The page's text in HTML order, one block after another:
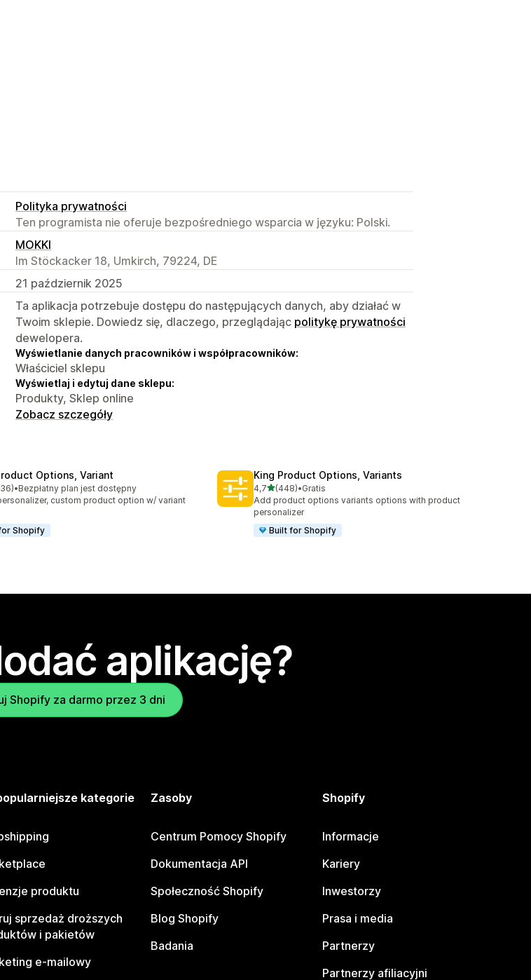
Polityka prywatności
Ten programista nie oferuje bezpośredniego wsparcia w języku: Polski.
MOKKI
Im Stöckacker 18, Umkirch, 79224, DE
21 październik 2025
Ta aplikacja potrzebuje dostępu do następujących danych, aby działać w
Twoim sklepie. Dowiedz się, dlaczego, przeglądając politykę prywatności
dewelopera.
Wyświetlanie danych pracowników i współpracowników:
Właściciel sklepu
Wyświetlaj i edytuj dane sklepu:
Produkty, Sklep online
Zobacz szczegóły
Options, Variant
recenzji: 4736
•Bezpłatny plan jest dostępny
custom product option w/ variant
Shopify
King Product Options, Variants
4,7na 5 gwiazdek
(448)
Łączna liczba recenzji: 448
•Gratis
Add product options variants options with product
personalizer
Built for Shopify
aplikację?
Shopify za darmo przez 3 dni
kategorie
produktu
sprzedaż droższych
i pakietów
e-mailowy
Zasoby
Centrum Pomocy Shopify
Dokumentacja API
Społeczność Shopify
Blog Shopify
Badania
Shopify
Informacje
Kariery
Inwestorzy
Prasa i media
Partnerzy
Partnerzy afiliacyjni